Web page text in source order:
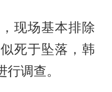
现场基本排除
死于坠落，韩
调查。